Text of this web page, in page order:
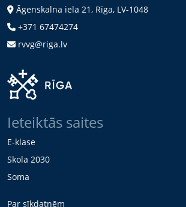
Āgenskalna iela 21, Rīga, LV-1048
+371 67474274
rvvg@riga.lv
Ieteiktās saites
E-klase
Skola 2030
Soma
Par sīkdatnēm